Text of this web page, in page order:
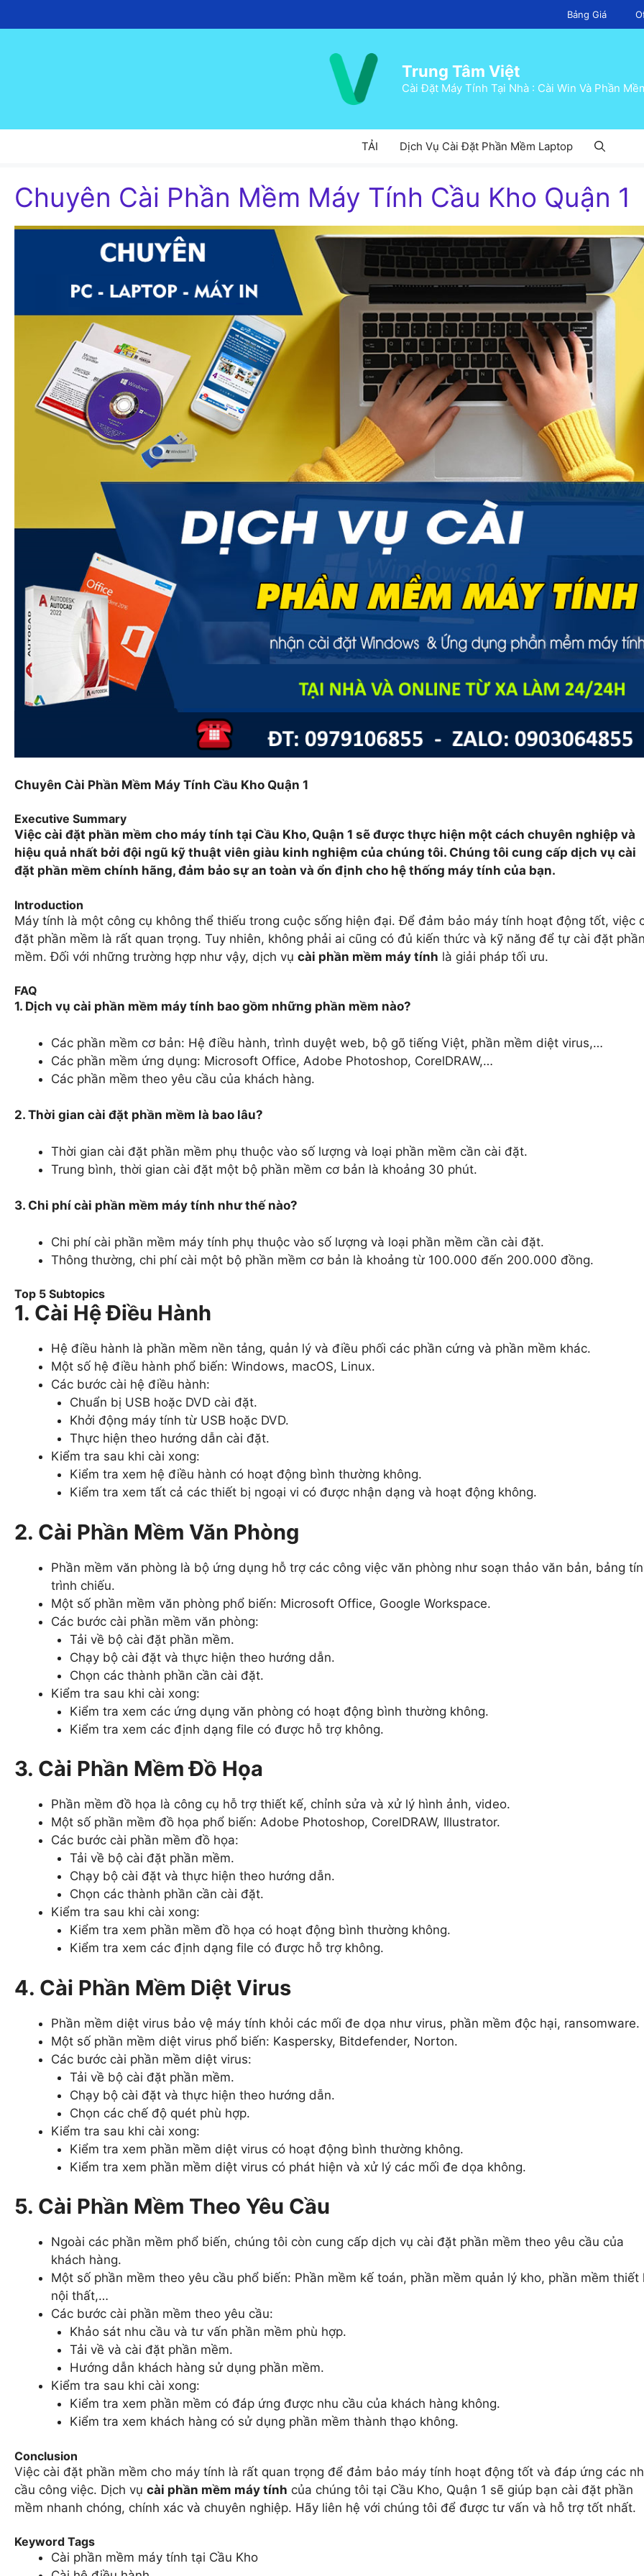
đến
Bảng Giá
Trung Tâm Việt
Cài Đặt Máy Tính Tại Nhà : Cài Win Và Phần
TẢI Dịch Vụ Cài Đặt Phần Mềm Laptop
Chuyên Cài Phần Mềm Máy Tính Cầu Kho Quận 1
Chuyên Cài Phần Mềm Máy Tính Cầu Kho Quận 1
Executive Summary
Việc cài đặt phần mềm cho máy tính tại Cầu Kho, Quận 1 sẽ được thực hiện một cách chuyên nghiệp và
hiệu quả nhất bởi đội ngũ kỹ thuật viên giàu kinh nghiệm của chúng tôi. Chúng tôi cung cấp dịch vụ cài
đặt phần mềm chính hãng, đảm bảo sự an toàn và ổn định cho hệ thống máy tính của bạn.
Introduction
Máy tính là một công cụ không thể thiếu trong cuộc sống hiện đại. Để đảm bảo máy tính hoạt động tốt, việc
đặt phần mềm là rất quan trọng. Tuy nhiên, không phải ai cũng có đủ kiến thức và kỹ năng để tự cài đặt phần
mềm. Đối với những trường hợp như vậy, dịch vụ cài phần mềm máy tính là giải pháp tối ưu.
FAQ
1. Dịch vụ cài phần mềm máy tính bao gồm những phần mềm nào?
Các phần mềm cơ bản: Hệ điều hành, trình duyệt web, bộ gõ tiếng Việt, phần mềm diệt virus,…
Các phần mềm ứng dụng: Microsoft Office, Adobe Photoshop, CorelDRAW,…
Các phần mềm theo yêu cầu của khách hàng.
2. Thời gian cài đặt phần mềm là bao lâu?
Thời gian cài đặt phần mềm phụ thuộc vào số lượng và loại phần mềm cần cài đặt.
Trung bình, thời gian cài đặt một bộ phần mềm cơ bản là khoảng 30 phút.
3. Chi phí cài phần mềm máy tính như thế nào?
Chi phí cài phần mềm máy tính phụ thuộc vào số lượng và loại phần mềm cần cài đặt.
Thông thường, chi phí cài một bộ phần mềm cơ bản là khoảng từ 100.000 đến 200.000 đồng.
Top 5 Subtopics
1. Cài Hệ Điều Hành
Hệ điều hành là phần mềm nền tảng, quản lý và điều phối các phần cứng và phần mềm khác.
Một số hệ điều hành phổ biến: Windows, macOS, Linux.
Các bước cài hệ điều hành:
Chuẩn bị USB hoặc DVD cài đặt.
Khởi động máy tính từ USB hoặc DVD.
Thực hiện theo hướng dẫn cài đặt.
Kiểm tra sau khi cài xong:
Kiểm tra xem hệ điều hành có hoạt động bình thường không.
Kiểm tra xem tất cả các thiết bị ngoại vi có được nhận dạng và hoạt động không.
2. Cài Phần Mềm Văn Phòng
Phần mềm văn phòng là bộ ứng dụng hỗ trợ các công việc văn phòng như soạn thảo văn bản, bảng
trình chiếu.
Một số phần mềm văn phòng phổ biến: Microsoft Office, Google Workspace.
Các bước cài phần mềm văn phòng:
Tải về bộ cài đặt phần mềm.
Chạy bộ cài đặt và thực hiện theo hướng dẫn.
Chọn các thành phần cần cài đặt.
Kiểm tra sau khi cài xong:
Kiểm tra xem các ứng dụng văn phòng có hoạt động bình thường không.
Kiểm tra xem các định dạng file có được hỗ trợ không.
3. Cài Phần Mềm Đồ Họa
Phần mềm đồ họa là công cụ hỗ trợ thiết kế, chỉnh sửa và xử lý hình ảnh, video.
Một số phần mềm đồ họa phổ biến: Adobe Photoshop, CorelDRAW, Illustrator.
Các bước cài phần mềm đồ họa:
Tải về bộ cài đặt phần mềm.
Chạy bộ cài đặt và thực hiện theo hướng dẫn.
Chọn các thành phần cần cài đặt.
Kiểm tra sau khi cài xong:
Kiểm tra xem phần mềm đồ họa có hoạt động bình thường không.
Kiểm tra xem các định dạng file có được hỗ trợ không.
4. Cài Phần Mềm Diệt Virus
Phần mềm diệt virus bảo vệ máy tính khỏi các mối đe dọa như virus, phần mềm độc hại, ransomware.
Một số phần mềm diệt virus phổ biến: Kaspersky, Bitdefender, Norton.
Các bước cài phần mềm diệt virus:
Tải về bộ cài đặt phần mềm.
Chạy bộ cài đặt và thực hiện theo hướng dẫn.
Chọn các chế độ quét phù hợp.
Kiểm tra sau khi cài xong:
Kiểm tra xem phần mềm diệt virus có hoạt động bình thường không.
Kiểm tra xem phần mềm diệt virus có phát hiện và xử lý các mối đe dọa không.
5. Cài Phần Mềm Theo Yêu Cầu
Ngoài các phần mềm phổ biến, chúng tôi còn cung cấp dịch vụ cài đặt phần mềm theo yêu cầu của
khách hàng.
Một số phần mềm theo yêu cầu phổ biến: Phần mềm kế toán, phần mềm quản lý kho, phần mềm thiết
nội thất,…
Các bước cài phần mềm theo yêu cầu:
Khảo sát nhu cầu và tư vấn phần mềm phù hợp.
Tải về và cài đặt phần mềm.
Hướng dẫn khách hàng sử dụng phần mềm.
Kiểm tra sau khi cài xong:
Kiểm tra xem phần mềm có đáp ứng được nhu cầu của khách hàng không.
Kiểm tra xem khách hàng có sử dụng phần mềm thành thạo không.
Conclusion
Việc cài đặt phần mềm cho máy tính là rất quan trọng để đảm bảo máy tính hoạt động tốt và đáp ứng các
cầu công việc. Dịch vụ cài phần mềm máy tính của chúng tôi tại Cầu Kho, Quận 1 sẽ giúp bạn cài đặt phần
mềm nhanh chóng, chính xác và chuyên nghiệp. Hãy liên hệ với chúng tôi để được tư vấn và hỗ trợ tốt nhất.
Keyword Tags
Cài phần mềm máy tính tại Cầu Kho